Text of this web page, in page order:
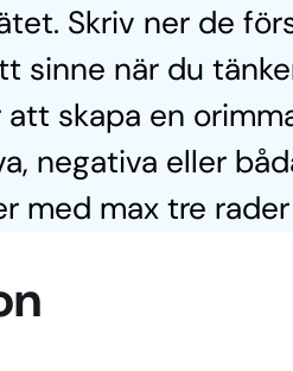
Skriv ner de
sinne när du
skapa en
negativa eller
med max tre